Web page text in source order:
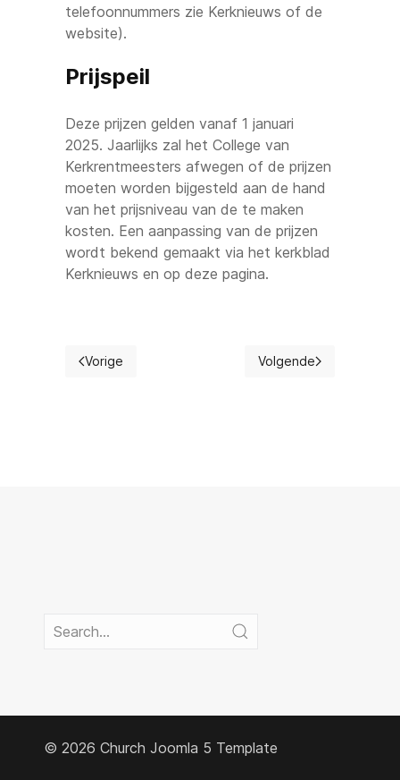
telefoonnummers zie Kerknieuws of de
website).
Prijspeil
Deze prijzen gelden vanaf 1 januari
2025. Jaarlijks zal het College van
Kerkrentmeesters afwegen of de prijzen
moeten worden bijgesteld aan de hand
van het prijsniveau van de te maken
kosten. Een aanpassing van de prijzen
wordt bekend gemaakt via het kerkblad
Kerknieuws en op deze pagina.
Vorig artikel: SIEN / Bijbelclub "Het Anker"
Vorige Volgende artikel:
Volgende
© 2026 Church Joomla 5 Template